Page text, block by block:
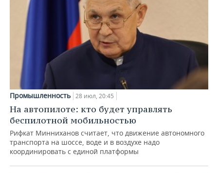
Промышленность 28 июл, 20:45
На автопилоте: кто будет управлять
беспилотной мобильностью
Рифкат Минниханов считает, что движение автономного
транспорта на шоссе, воде и в воздухе надо
координировать с единой платформы